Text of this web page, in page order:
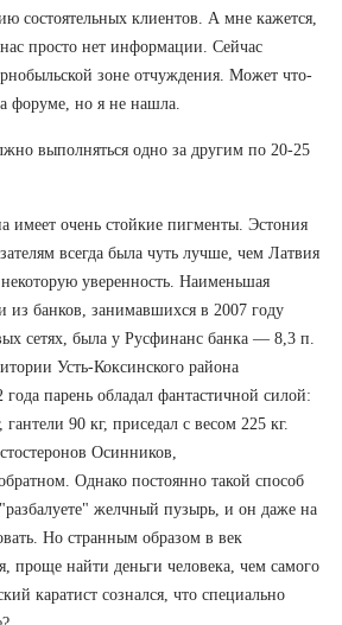
состоятельных клиентов. А мне кажется,
нас просто нет информации. Сейчас
зоне отчуждения. Может что-
форуме, но я не нашла.
выполняться одно за другим по 20-25
имеет очень стойкие пигменты. Эстония
всегда была чуть лучше, чем Латвия
уверенность. Наименьшая
из банков, занимавшихся в 2007 году
сетях, была у Русфинанс банка — 8,3 п.
Усть-Коксинского района
парень обладал фантастичной силой:
90 кг, приседал с весом 225 кг.
Осинников,
Однако постоянно такой способ
желчный пузырь, и он даже на
Но странным образом в век
проще найти деньги человека, чем самого
каратист сознался, что специально